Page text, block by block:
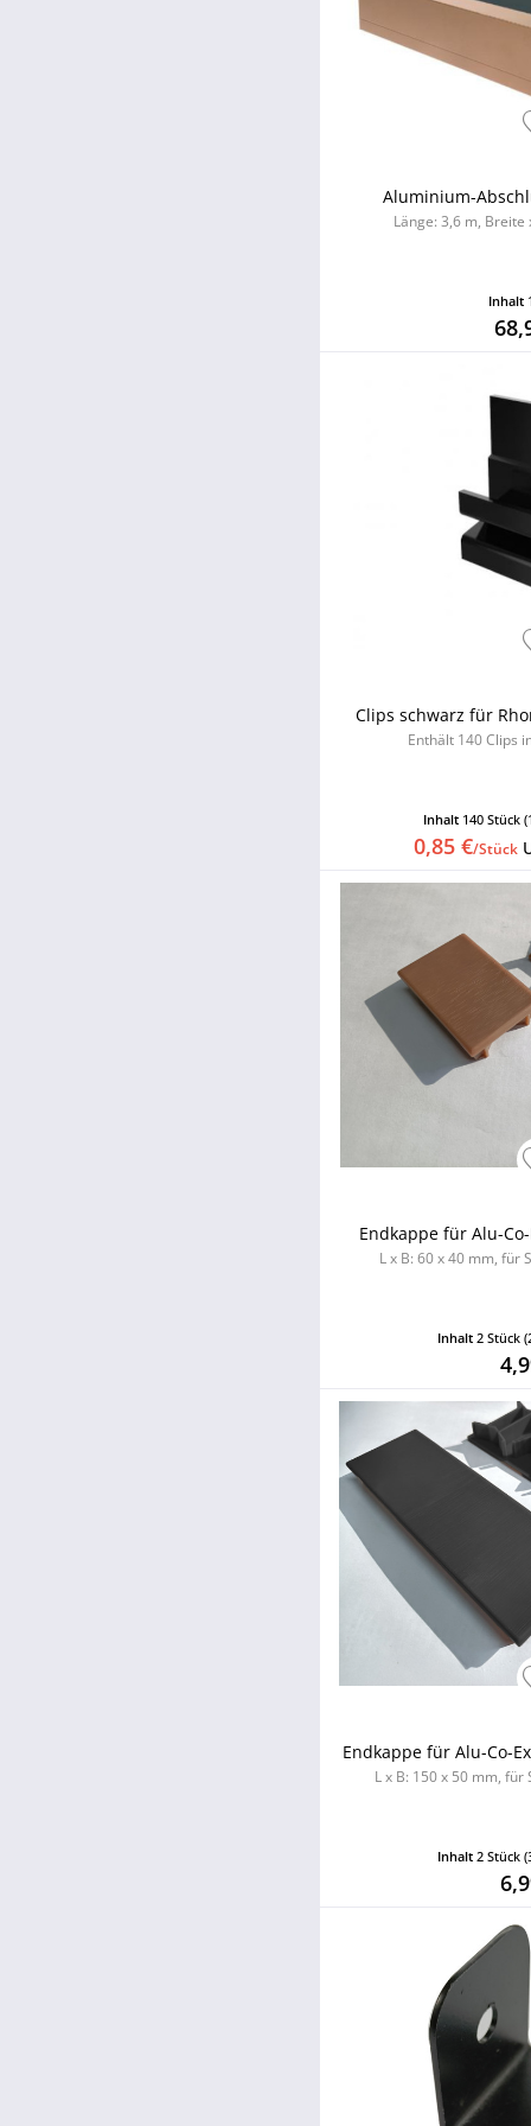
Aluminium-
Länge: 3,6 m, Breite
Inhalt
Clips schwarz für
Enthält 140 Clips
Inhalt 140 Stück
0,85 €/Stück
Endkappe für Alu-
L x B: 60 x 40 mm, für
Inhalt 2 Stück
Endkappe für Alu-Co-
L x B: 150 x 50 mm,
Inhalt 2 Stück